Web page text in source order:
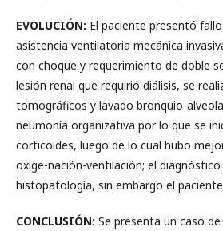
EVOLUCIÓN: El paciente presentó
asistencia ventilatoria mecánica
con choque y requerimiento de doble
lesión renal que requirió diálisis, se
tomográficos y lavado bronquio-
neumonía organizativa por lo que se
corticoides, luego de lo cual hubo
oxige-nación-ventilación; el
histopatología, sin embargo el
CONCLUSIÓN: Se presenta un caso